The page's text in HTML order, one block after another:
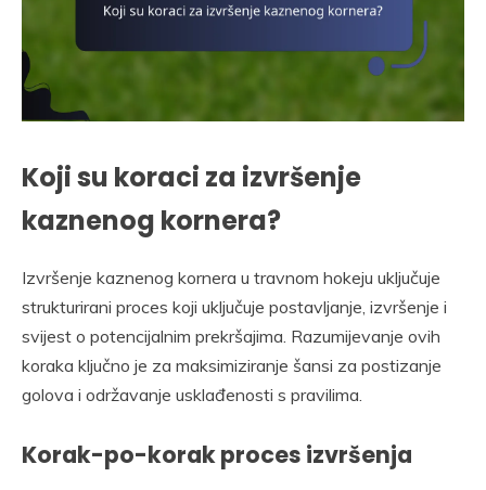
Koji su koraci za izvršenje
kaznenog kornera?
Izvršenje kaznenog kornera u travnom hokeju uključuje
strukturirani proces koji uključuje postavljanje, izvršenje i
svijest o potencijalnim prekršajima. Razumijevanje ovih
koraka ključno je za maksimiziranje šansi za postizanje
golova i održavanje usklađenosti s pravilima.
Korak-po-korak proces izvršenja